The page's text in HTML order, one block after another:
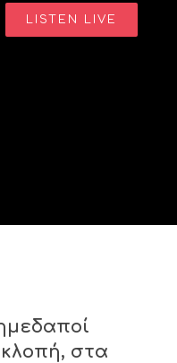
LISTEN LIVE
κλοπή, στα